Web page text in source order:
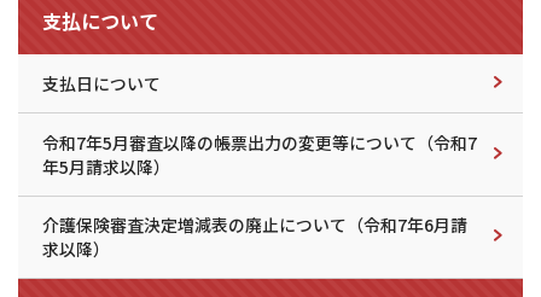
支払について
支払日について
令和7年5月審査以降の帳票出力の変更等について（令和7
年5月請求以降）
介護保険審査決定増減表の廃止について（令和7年6月請
求以降）